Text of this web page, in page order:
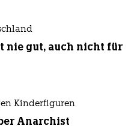
nie gut, auch nicht für
Kinderfiguren
Anarchist